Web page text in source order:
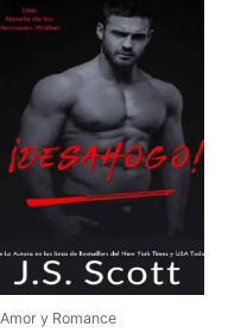
Amor y Romance